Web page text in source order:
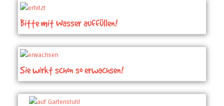
Bitte mit Wasser auffüllen!
Sie wirkt schon so erwachsen!